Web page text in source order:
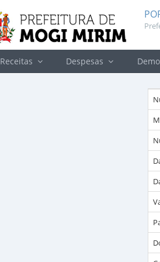
Receitas Despesas